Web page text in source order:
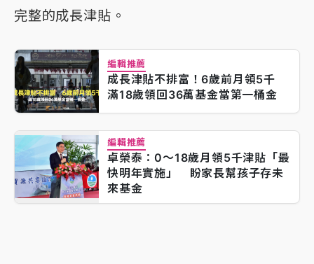
完整的成長津貼。
編輯推薦
成長津貼不排富！6歲前月領5千
滿18歲領回36萬基金當第一桶金
編輯推薦
卓榮泰：0～18歲月領5千津貼「最
快明年實施」 盼家長幫孩子存未
來基金